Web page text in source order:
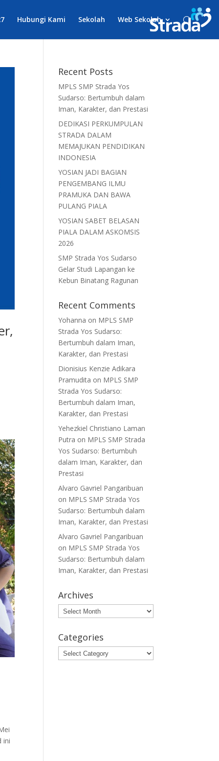
Hubungi Kami Sekolah Web Sekolah
ini
Recent Posts
MPLS SMP Strada Yos
Sudarso: Bertumbuh dalam
Iman, Karakter, dan Prestasi
DEDIKASI PERKUMPULAN
STRADA DALAM
MEMAJUKAN PENDIDIKAN
INDONESIA
YOSIAN JADI BAGIAN
PENGEMBANG ILMU
PRAMUKA DAN BAWA
PULANG PIALA
YOSIAN SABET BELASAN
PIALA DALAM ASKOMSIS
2026
SMP Strada Yos Sudarso
Gelar Studi Lapangan ke
Kebun Binatang Ragunan
Recent Comments
Yohanna on MPLS SMP
Strada Yos Sudarso:
Bertumbuh dalam Iman,
Karakter, dan Prestasi
Dionisius Kenzie Adikara
Pramudita on MPLS SMP
Strada Yos Sudarso:
Bertumbuh dalam Iman,
Karakter, dan Prestasi
Yehezkiel Christiano Laman
Putra on MPLS SMP Strada
Yos Sudarso: Bertumbuh
dalam Iman, Karakter, dan
Prestasi
Alvaro Gavriel Pangaribuan
on MPLS SMP Strada Yos
Sudarso: Bertumbuh dalam
Iman, Karakter, dan Prestasi
Alvaro Gavriel Pangaribuan
on MPLS SMP Strada Yos
Sudarso: Bertumbuh dalam
Iman, Karakter, dan Prestasi
Archives
Archives
Categories
Categories